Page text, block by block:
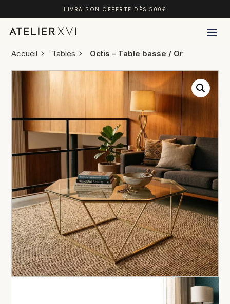
LIVRAISON OFFERTE DÈS 500€
Accueil Tables Octis – Table basse / Or